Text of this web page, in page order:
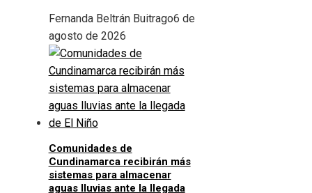
Fernanda Beltrán Buitrago6 de
agosto de 2026
Comunidades de
Cundinamarca recibirán más
sistemas para almacenar
aguas lluvias ante la llegada